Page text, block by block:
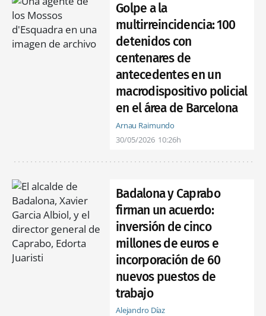
Golpe a la
multirreincidencia: 100
detenidos con
centenares de
antecedentes en un
macrodispositivo policial
en el área de Barcelona
Arnau Raimundo
30/05/2026 10:26h
Badalona y Caprabo
firman un acuerdo:
inversión de cinco
millones de euros e
incorporación de 60
nuevos puestos de
trabajo
Alejandro Díaz